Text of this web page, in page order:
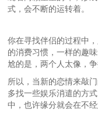
式，会不断的运转着。
你在寻找伴侣的过程中
的消费习惯，一样的趣
尬的是，两个人太像，
所以，当新的恋情来敲
多找一些娱乐消遣的方
中，也许缘分就会在不